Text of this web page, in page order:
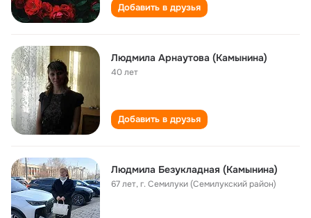
Добавить в друзья
Людмила Арнаутова (Камынина)
40 лет
Добавить в друзья
Людмила Безукладная (Камынина)
67 лет,г. Семилуки (Семилукский район)